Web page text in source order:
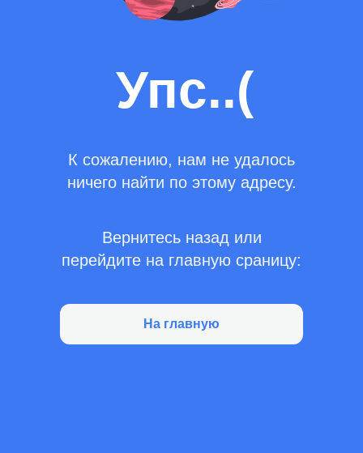
Упс..(
К сожалению, нам не удалось
ничего найти по этому адресу.
Вернитесь назад или
перейдите на главную сраницу:
На главную